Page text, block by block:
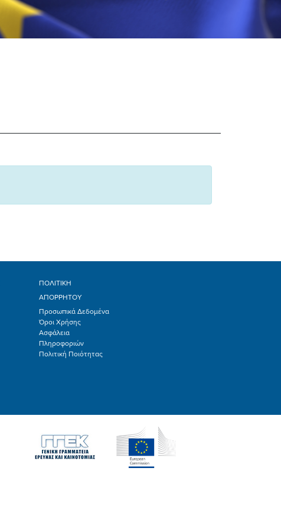
ΠΟΛΙΤΙΚΗ
ΑΠΟΡΡΗΤΟΥ
Προσωπικά Δεδομένα
Όροι Χρήσης
Ασφάλεια
Πληροφοριών
Πολιτική Ποιότητας